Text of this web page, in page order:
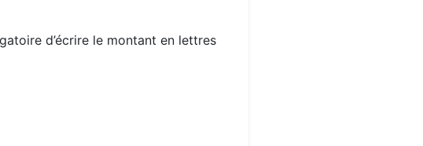
d’écrire le montant en lettres